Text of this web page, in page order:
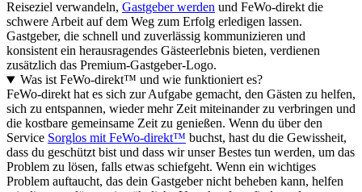
Reiseziel verwandeln, Gastgeber werden und FeWo-direkt die
schwere Arbeit auf dem Weg zum Erfolg erledigen lassen.
Gastgeber, die schnell und zuverlässig kommunizieren und
konsistent ein herausragendes Gästeerlebnis bieten, verdienen
zusätzlich das Premium-Gastgeber-Logo.
Was ist FeWo-direkt™ und wie funktioniert es?
FeWo-direkt hat es sich zur Aufgabe gemacht, den Gästen zu helfen,
sich zu entspannen, wieder mehr Zeit miteinander zu verbringen und
die kostbare gemeinsame Zeit zu genießen. Wenn du über den
Service Sorglos mit FeWo-direkt™ buchst, hast du die Gewissheit,
dass du geschützt bist und dass wir unser Bestes tun werden, um das
Problem zu lösen, falls etwas schiefgeht. Wenn ein wichtiges
Problem auftaucht, das dein Gastgeber nicht beheben kann, helfen